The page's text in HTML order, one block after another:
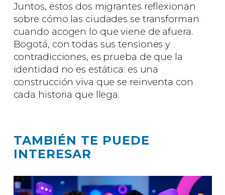
Juntos, estos dos migrantes reflexionan
sobre cómo las ciudades se transforman
cuando acogen lo que viene de afuera.
Bogotá, con todas sus tensiones y
contradicciones, es prueba de que la
identidad no es estática: es una
construcción viva que se reinventa con
cada historia que llega.
TAMBIÉN TE PUEDE
INTERESAR